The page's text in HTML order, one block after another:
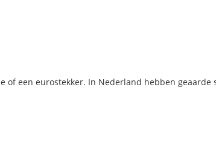
een eurostekker. In Nederland hebben